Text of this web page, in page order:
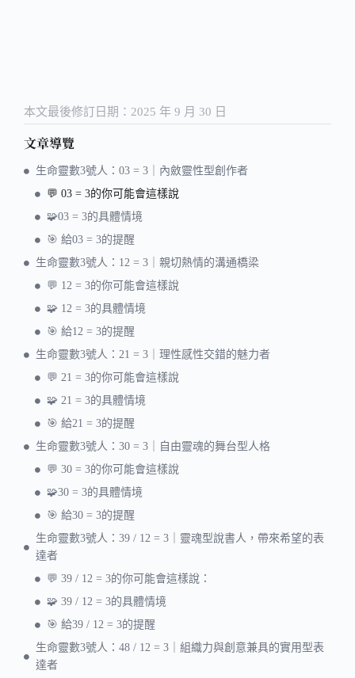
本文最後修訂日期：2025 年 9 月 30 日
文章導覽
生命靈數3號人：03 = 3｜內斂靈性型創作者
💬 03 = 3的你可能會這樣說
🧩03 = 3的具體情境
🎯 給03 = 3的提醒
生命靈數3號人：12 = 3｜親切熱情的溝通橋梁
💬 12 = 3的你可能會這樣說
🧩 12 = 3的具體情境
🎯 給12 = 3的提醒
生命靈數3號人：21 = 3｜理性感性交錯的魅力者
💬 21 = 3的你可能會這樣說
🧩 21 = 3的具體情境
🎯 給21 = 3的提醒
生命靈數3號人：30 = 3｜自由靈魂的舞台型人格
💬 30 = 3的你可能會這樣說
🧩30 = 3的具體情境
🎯 給30 = 3的提醒
生命靈數3號人：39 / 12 = 3｜靈魂型說書人，帶來希望的表
達者
💬 39 / 12 = 3的你可能會這樣說：
🧩 39 / 12 = 3的具體情境
🎯 給39 / 12 = 3的提醒
生命靈數3號人：48 / 12 = 3｜組織力與創意兼具的實用型表
達者